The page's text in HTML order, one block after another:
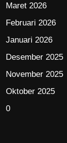
Maret 2026
Februari 2026
Januari 2026
Desember 2025
November 2025
Oktober 2025
0